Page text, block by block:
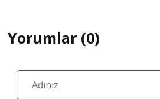
Yorumlar (0)